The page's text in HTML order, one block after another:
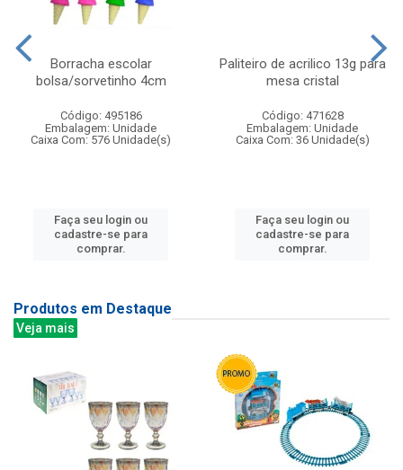
Borracha escolar
bolsa/sorvetinho 4cm
Código: 495186
Embalagem: Unidade
Caixa Com: 576 Unidade(s)
Faça seu login ou
cadastre-se para
comprar.
Paliteiro de acrilico 13g para
mesa cristal
Código: 471628
Embalagem: Unidade
Caixa Com: 36 Unidade(s)
Faça seu login ou
cadastre-se para
comprar.
Produtos em Destaque
Veja mais